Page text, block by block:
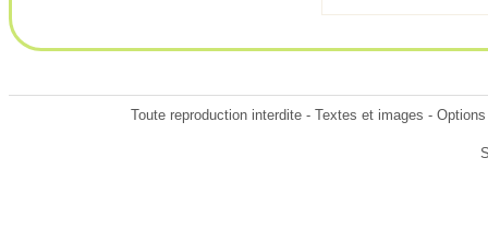
Toute reproduction interdite - Textes et images -